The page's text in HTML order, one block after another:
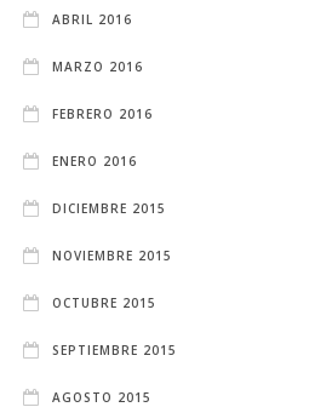
ABRIL 2016
MARZO 2016
FEBRERO 2016
ENERO 2016
DICIEMBRE 2015
NOVIEMBRE 2015
OCTUBRE 2015
SEPTIEMBRE 2015
AGOSTO 2015